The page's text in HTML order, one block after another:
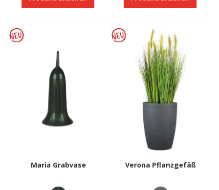
Maria Grabvase Verona Pflanzgefäß